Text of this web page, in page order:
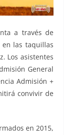
a través de
en las taquillas
Los asistentes
General
Admisión +
convivir de
en 2015,